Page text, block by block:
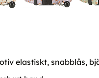
elastiskt, snabblås,